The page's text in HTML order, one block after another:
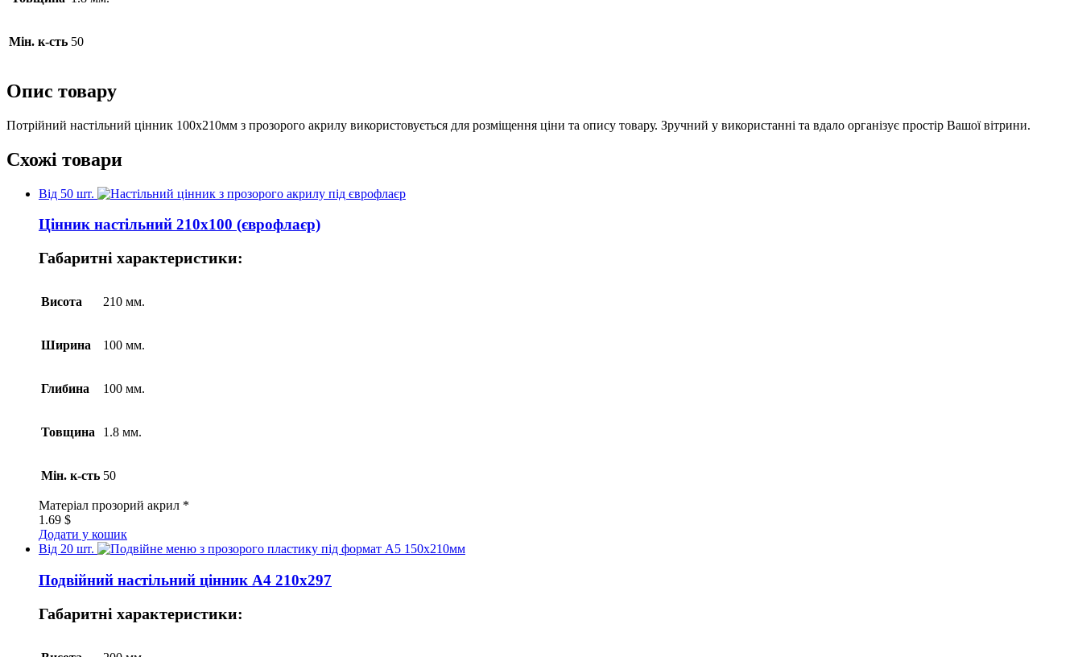
Мін. к-сть 50
Опис товару
Потрійний настільний цінник 100х210мм з прозорого акрилу використовується для розміщення ціни та опису товару. Зручний у використанні та вдало організує простір Вашої вітрини.
Схожі товари
Від 50 шт.
Цінник настільний 210х100 (єврофлаєр)
Габаритні характеристики:
Висота 210 мм.
Ширина 100 мм.
Глибина 100 мм.
Товщина 1.8 мм.
Мін. к-сть 50
Матеріал прозорий акрил *
1.69 $
Додати у кошик
Від 20 шт.
Подвійний настільний цінник А4 210х297
Габаритні характеристики: